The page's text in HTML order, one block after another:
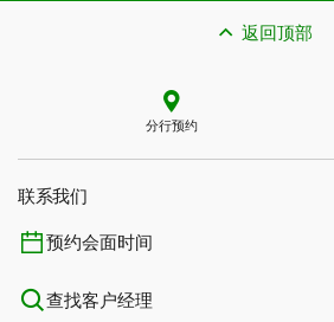
返回顶部
分行预约
联系我们​​​​​​​
预约会面时间
查找客户经理